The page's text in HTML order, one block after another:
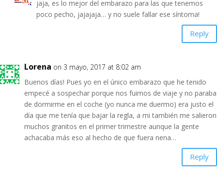
jaja, es lo mejor del embarazo para las que tenemos
poco pecho, jajajaja… y no suele fallar ese síntoma!
Reply
Lorena on 3 mayo, 2017 at 8:02 am
Buenos días! Pues yo en el único embarazo que he tenido
empecé a sospechar porque nos fuimos de viaje y no paraba
de dormirme en el coche (yo nunca me duermo) era justo el
día que me tenía que bajar la regla, a mi también me salieron
muchos granitos en el primer trimestre aunque la gente
achacaba más eso al hecho de que fuera nena…
Reply